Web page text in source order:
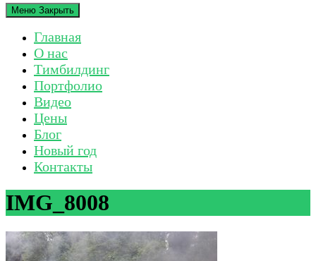
Меню Закрыть
Главная
О нас
Тимбилдинг
Портфолио
Видео
Цены
Блог
Новый год
Контакты
IMG_8008